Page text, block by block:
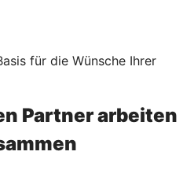
für die Wünsche Ihrer
Partner arbeiten